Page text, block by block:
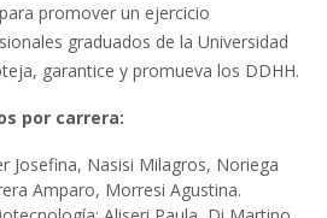
promover un ejercicio
graduados de la Universidad
garantice y promueva los DDHH.
por carrera:
Josefina, Nasisi Milagros, Noriega
Amparo, Morresi Agustina.